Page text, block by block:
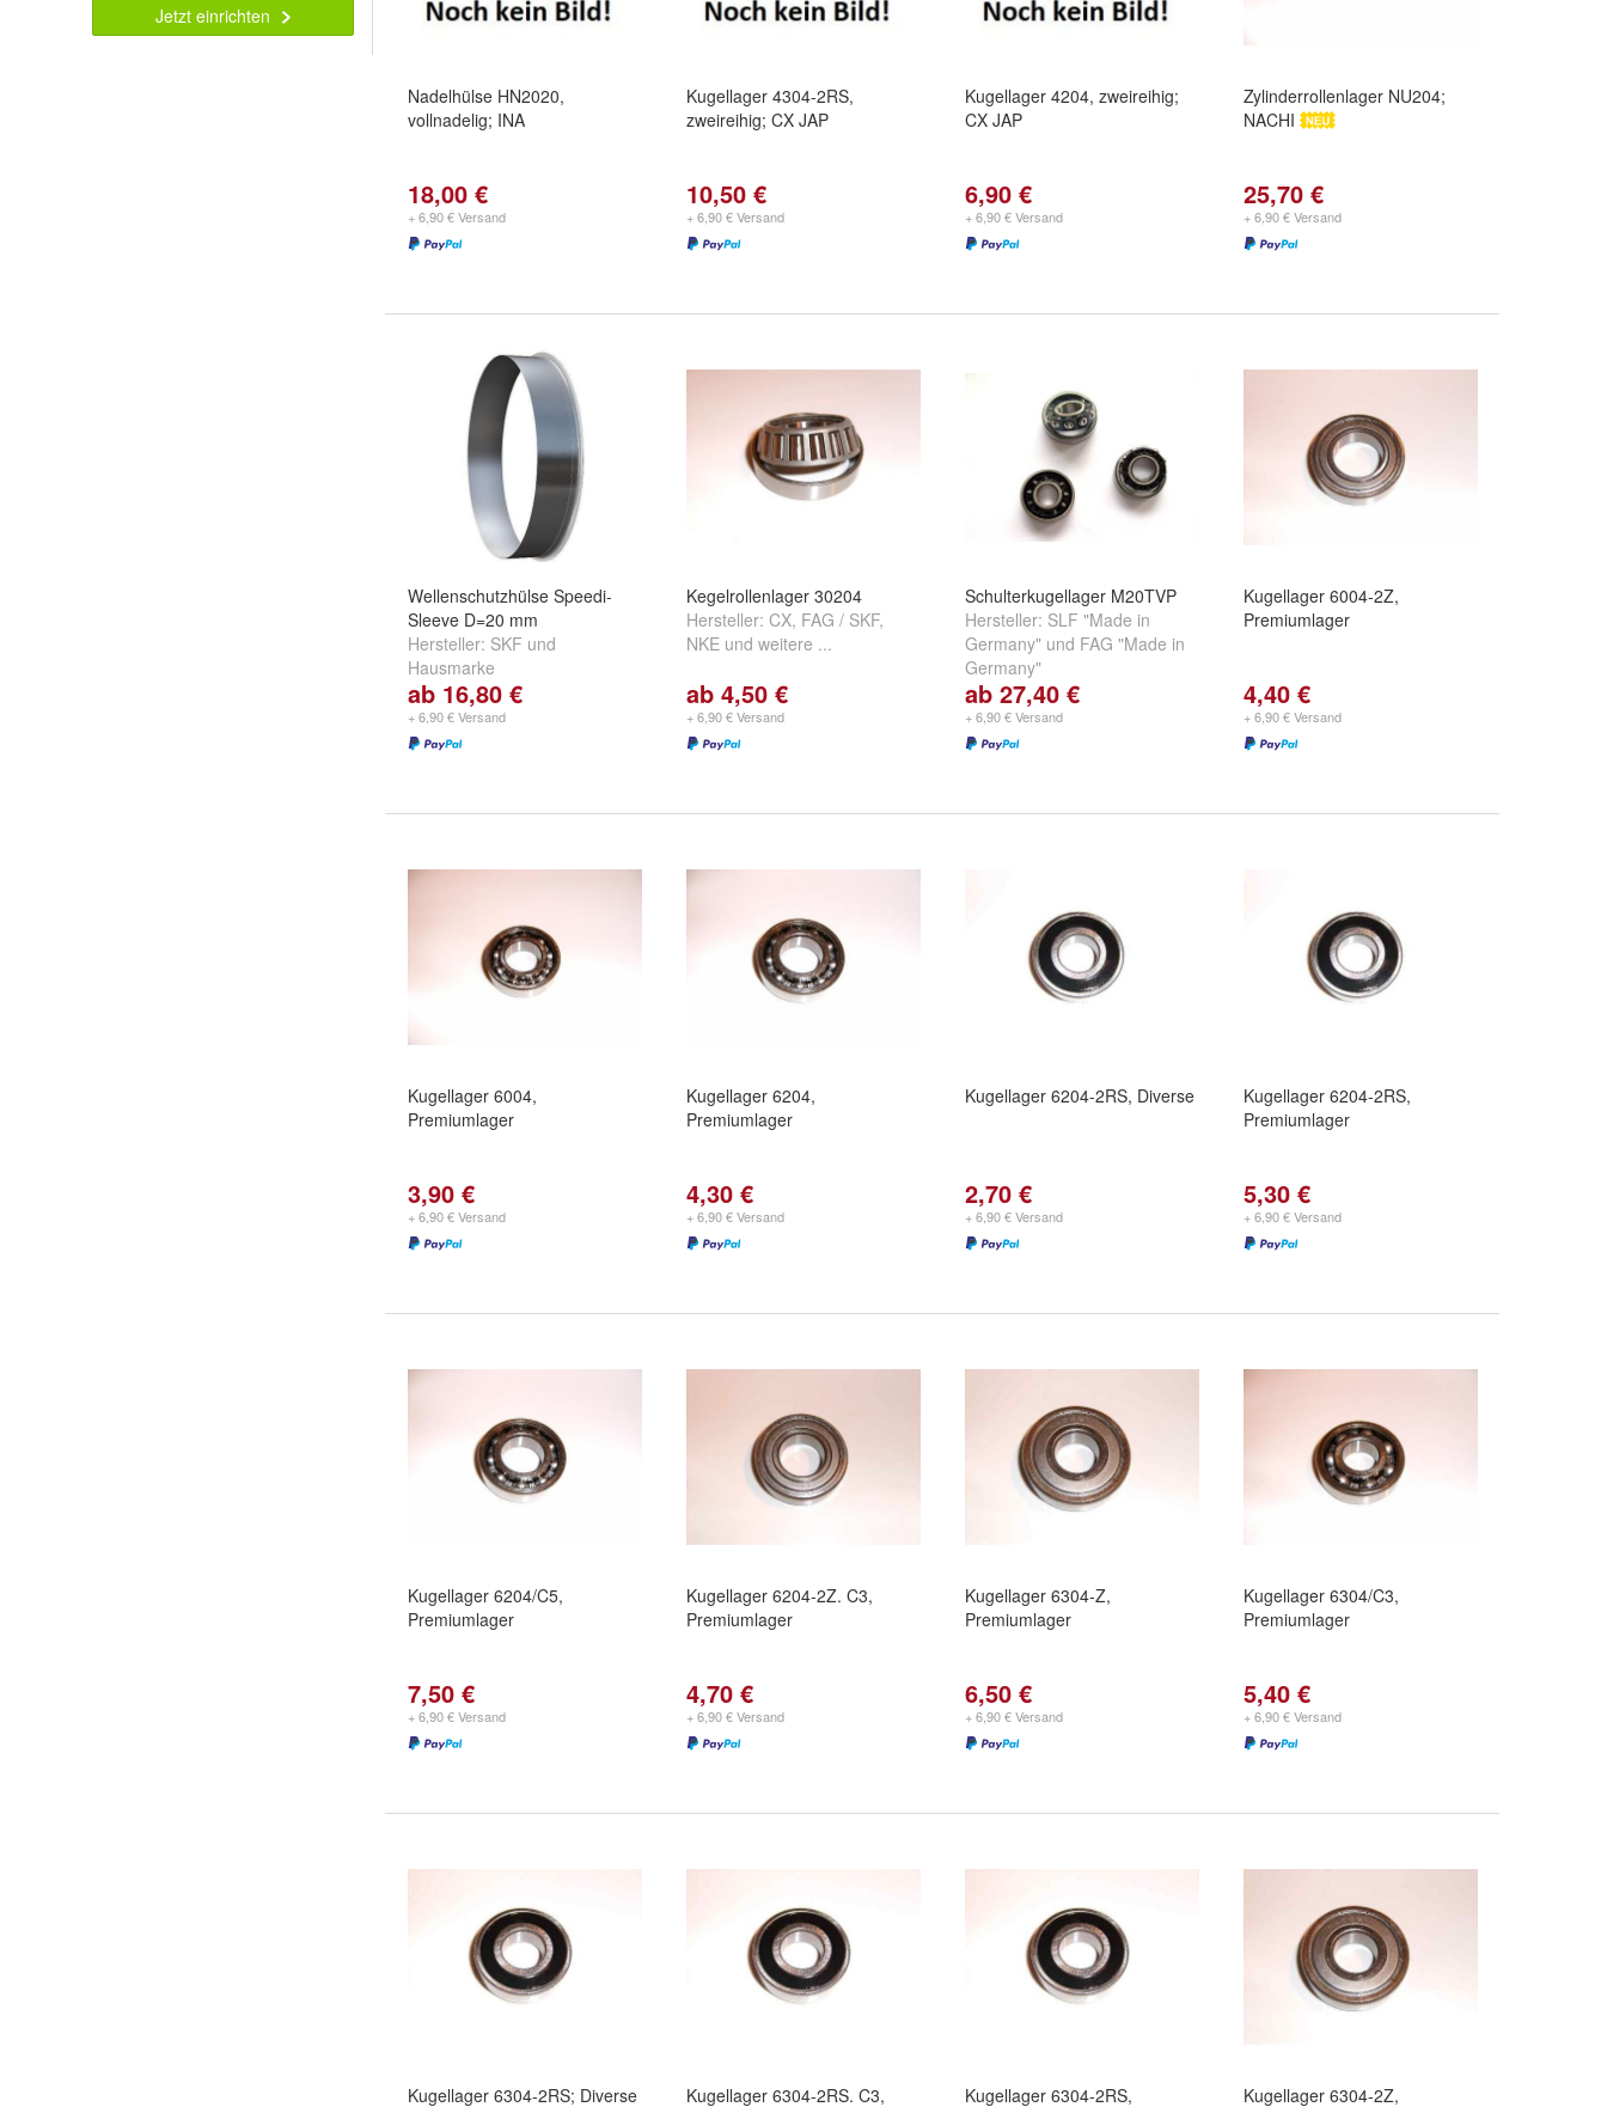
Jetzt einrichten
Nadelhülse HN2020,
vollnadelig; INA
18,00 €
+ 6,90 € Versand
Kugellager 4304-2RS,
zweireihig; CX JAP
10,50 €
+ 6,90 € Versand
Kugellager 4204, zweireihig;
CX JAP
6,90 €
+ 6,90 € Versand
Zylinderrollenlager NU204;
NACHI
25,70 €
+ 6,90 € Versand
Wellenschutzhülse Speedi-
Sleeve D=20 mm
Hersteller: SKF und
Hausmarke
ab 16,80 €
+ 6,90 € Versand
Kegelrollenlager 30204
Hersteller: CX, FAG / SKF,
NKE und weitere ...
ab 4,50 €
+ 6,90 € Versand
Schulterkugellager M20TVP
Hersteller: SLF "Made in
Germany" und FAG "Made in
Germany"
ab 27,40 €
+ 6,90 € Versand
Kugellager 6004-2Z,
Premiumlager
4,40 €
+ 6,90 € Versand
Kugellager 6004,
Premiumlager
3,90 €
+ 6,90 € Versand
Kugellager 6204,
Premiumlager
4,30 €
+ 6,90 € Versand
Kugellager 6204-2RS, Diverse
2,70 €
+ 6,90 € Versand
Kugellager 6204-2RS,
Premiumlager
5,30 €
+ 6,90 € Versand
Kugellager 6204/C5,
Premiumlager
7,50 €
+ 6,90 € Versand
Kugellager 6204-2Z. C3,
Premiumlager
4,70 €
+ 6,90 € Versand
Kugellager 6304-Z,
Premiumlager
6,50 €
+ 6,90 € Versand
Kugellager 6304/C3,
Premiumlager
5,40 €
+ 6,90 € Versand
Kugellager 6304-2RS; Diverse Kugellager 6304-2RS. C3, Kugellager 6304-2RS, Kugellager 6304-2Z,